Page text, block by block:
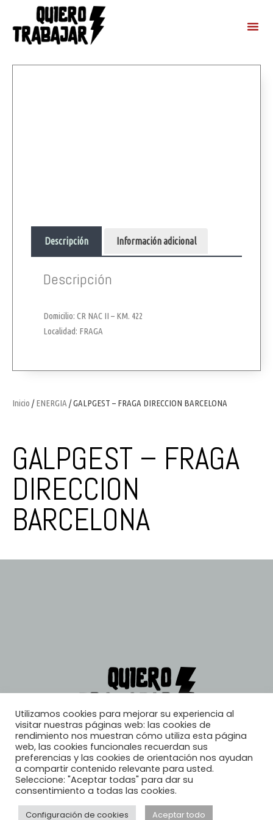
Inicio /ENERGIA / GALPGEST – FRAGA DIRECCION BARCELONA
GALPGEST – FRAGA
DIRECCION
BARCELONA
Descripción Información adicional
Descripción
Domicilio: CR NAC II – KM. 422
Localidad: FRAGA
© 2026, Quiero Trabajar
Utilizamos cookies para mejorar su experiencia al
visitar nuestras páginas web: las cookies de
rendimiento nos muestran cómo utiliza esta página
web, las cookies funcionales recuerdan sus
preferencias y las cookies de orientación nos ayudan
a compartir contenido relevante para usted.
Seleccione: "Aceptar todas" para dar su
consentimiento a todas las cookies.
Configuración de cookies Aceptar todo